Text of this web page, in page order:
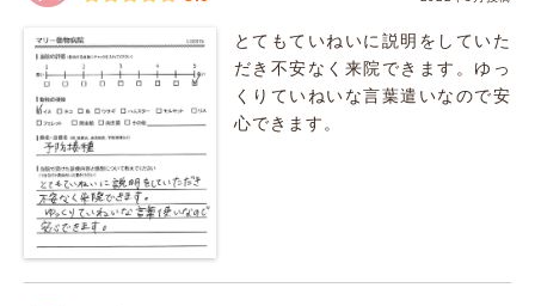
とてもていねいに説明をしていた
だき不安なく来院できます。ゆっ
くりていねいな言葉遣いなので安
心できます。